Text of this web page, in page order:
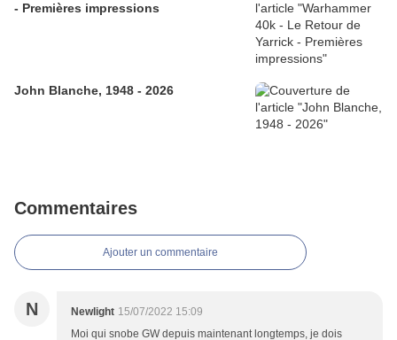
- Premières impressions
John Blanche, 1948 - 2026
Commentaires
Ajouter un commentaire
N Newlight 15/07/2022 15:09
Moi qui snobe GW depuis maintenant longtemps, je dois